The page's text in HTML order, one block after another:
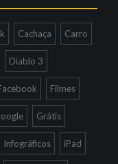
Cachaça Carro
Diablo 3
Filmes
Grátis
Infográficos iPad